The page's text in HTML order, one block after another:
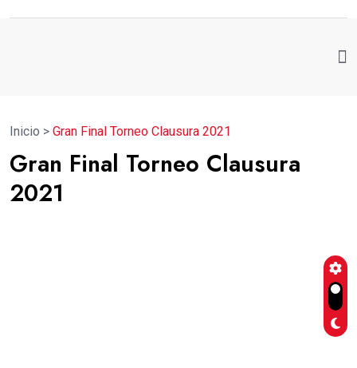
Inicio > Gran Final Torneo Clausura 2021
Gran Final Torneo Clausura
2021